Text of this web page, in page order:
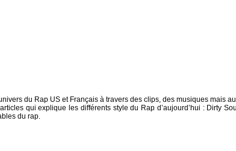
du Rap US et Français à travers des clips, des musiques mais
qui explique les différents style du Rap d’aujourd’hui : Dirty
du rap.